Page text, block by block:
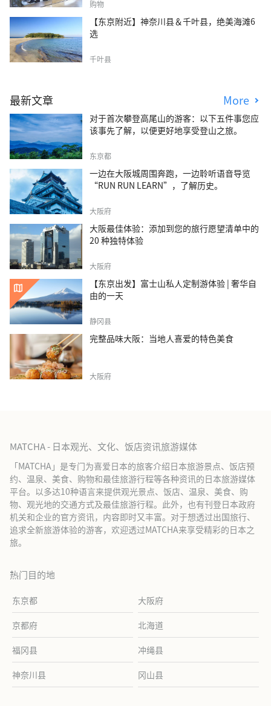
购物
【东京附近】神奈川县＆千叶县，绝美海滩6
选
千叶县
最新文章 More
对于首次攀登高尾山的游客：以下五件事您应
该事先了解，以便更好地享受登山之旅。
东京都
一边在大阪城周围奔跑，一边聆听语音导览
“RUN RUN LEARN”，了解历史。
大阪府
大阪最佳体验：添加到您的旅行愿望清单中的
20 种独特体验
大阪府
【东京出发】富士山私人定制游体验 | 奢华自
由的一天
静冈县
完整品味大阪：当地人喜爱的特色美食
大阪府
MATCHA - 日本观光、文化、饭店资讯旅游媒体
「MATCHA」是专门为喜爱日本的旅客介绍日本旅游景点、饭店预
约、温泉、美食、购物和最佳旅游行程等各种资讯的日本旅游媒体
平台。以多达10种语言来提供观光景点、饭店、温泉、美食、购
物、观光地的交通方式及最佳旅游行程。此外，也有刊登日本政府
机关和企业的官方资讯，内容即时又丰富。对于想透过出国旅行、
追求全新旅游体验的游客，欢迎透过MATCHA来享受精彩的日本之
旅。
热门目的地
东京都 大阪府
京都府 北海道
福冈县 冲绳县
神奈川县 冈山县